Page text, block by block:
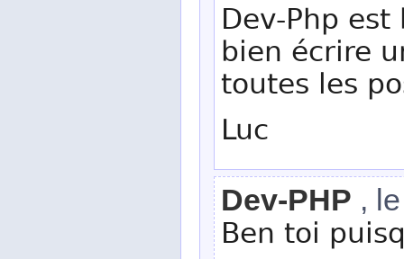
Dev-Php
bien écrire
toutes les
Luc
Dev-PHP ,
Ben toi